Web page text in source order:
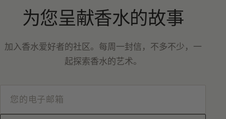
为您呈献香水的故事
加入香水爱好者的社区。每周一封信，不多不少，一
起探索香水的艺术。